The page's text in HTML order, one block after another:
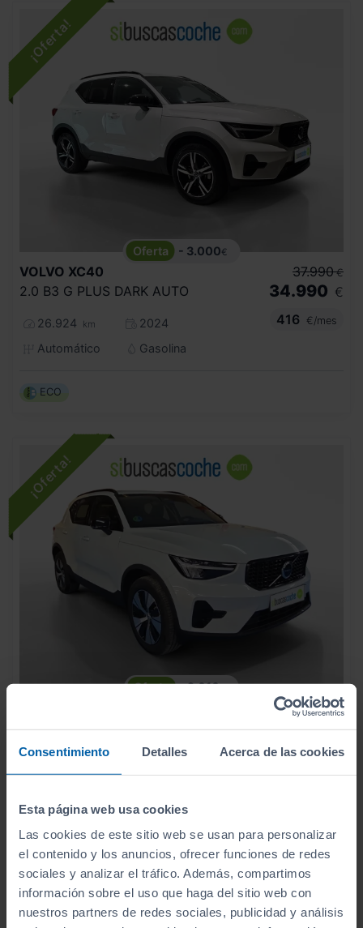
Consentimiento Detalles Acerca de las cookies
Esta página web usa cookies
Las cookies de este sitio web se usan para personalizar
el contenido y los anuncios, ofrecer funciones de redes
sociales y analizar el tráfico. Además, compartimos
información sobre el uso que haga del sitio web con
nuestros partners de redes sociales, publicidad y análisis
- 3.000€
VOLVO XC40
2.0 B3 G PLUS DARK AUTO
26.924 km
2024
Automático
Gasolina
37.990 €
34.990 €
416
€/mes
ECO
- 2.010
2.0 B3 G PLUS DARK AUTO
5.900
2026
43.000 €
40.990 €
488
€/mes